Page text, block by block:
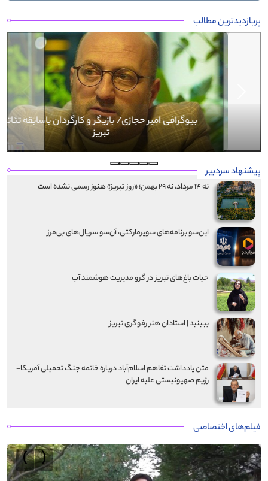
پربازدیدترین مطالب
بیوگرافی کرار نماری
Previous
Next
پیشنهاد سردبیر
نه ۱۴ مرداد، نه ۲۹ بهمن؛ «روز تبریز» هنوز رسمی نشده است
این‌سو برنامه‌های سوپرمارکتی، آن‌سو سریال‌های بی‌مرز
حیات باغ‌های تبریز در گرو مدیریت هوشمند آب
ببینید | استادان هنر رفوگری تبریز
متن یادداشت تفاهم اسلام‌آباد درباره خاتمه جنگ تحمیلی آمریکا-
رژیم صهیونیستی علیه ایران
فیلم‌های اختصاصی
‹
›